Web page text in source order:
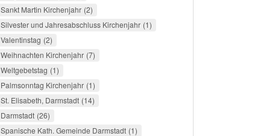
Sankt Martin Kirchenjahr 2
Silvester und Jahresabschluss Kirchenjahr 1
Valentinstag 2
Weihnachten Kirchenjahr 7
Weltgebetstag 1
Palmsonntag Kirchenjahr 1
St. Elisabeth, Darmstadt 14
Darmstadt 26
Spanische Kath. Gemeinde Darmstadt 1